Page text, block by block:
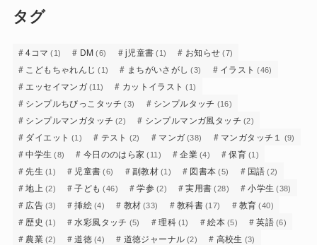
タグ
4コマ (1) DM (6) j児童書 (1) お知らせ (7)
こどもちゃれんじ (1) まちがいさがし (3) イラスト (46)
エッセイマンガ (11) カットイラスト (1)
シンプルちびっこタッチ (3) シンプルタッチ (16)
シンプルマンガタッチ (2) シンプルマンガ風タッチ (2)
ダイエット (1) テスト (2) マンガ (38) マンガタッチ１ (9)
中学生 (8) 今日ののはら家 (11) 企業 (4) 保育 (1)
先生 (1) 児童書 (6) 副教材 (1) 図書本 (5) 国語 (2)
地上 (2) 子ども (46) 学参 (2) 実用書 (28) 小学生 (38)
広告 (3) 挿絵 (4) 教材 (33) 教科書 (17) 教育 (40)
歴史 (1) 水彩風タッチ (5) 理科 (1) 絵本 (5) 英語 (6)
農業 (2) 道徳 (4) 道徳ジャーナル (2) 高校生 (3)